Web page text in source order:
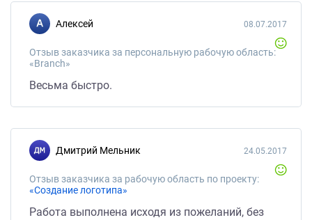
Алексей
Отзыв заказчика за персональную рабочую область:
«Branch»
08.07.2017
Весьма быстро.
Дмитрий Мельник
Отзыв заказчика за рабочую область по проекту:
«Создание логотипа»
24.05.2017
Работа выполнена исходя из пожеланий, без